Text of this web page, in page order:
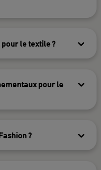
le textile ?
pour le
?